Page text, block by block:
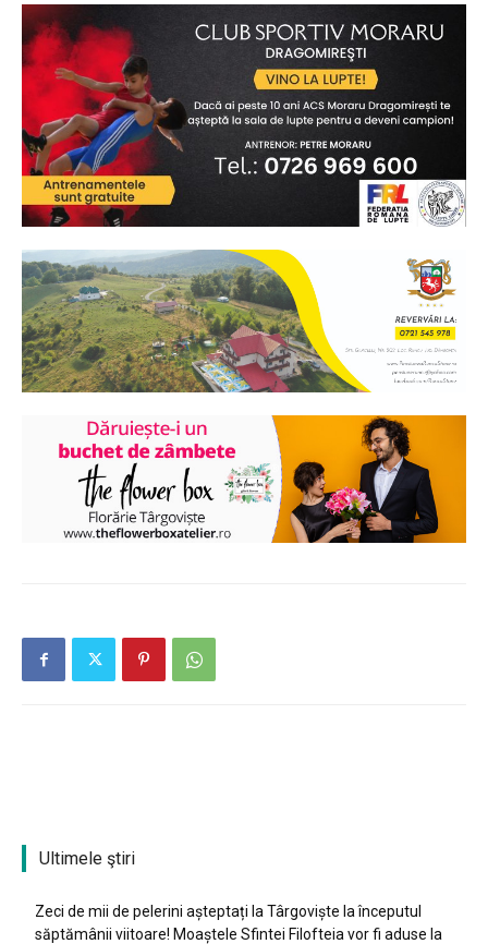
Ultimele ştiri
Zeci de mii de pelerini așteptați la Târgoviște la începutul
săptămânii viitoare! Moaștele Sfintei Filofteia vor fi aduse la